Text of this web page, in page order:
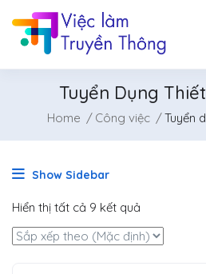
Tuyển Dụng
Home Công việc Tuyển
Show Sidebar
Hiển thị tất cả 9 kết quả